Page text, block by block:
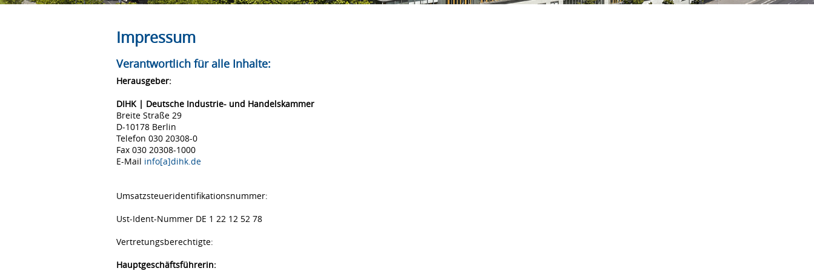
Impressum
Verantwortlich für alle Inhalte:
Herausgeber:
DIHK | Deutsche Industrie- und Handelskammer
Breite Straße 29
D-10178 Berlin
Telefon 030 20308-0
Fax 030 20308-1000
E-Mail info[a]dihk.de
Umsatzsteueridentifikationsnummer:
Ust-Ident-Nummer DE 1 22 12 52 78
Vertretungsberechtigte:
Hauptgeschäftsführerin: